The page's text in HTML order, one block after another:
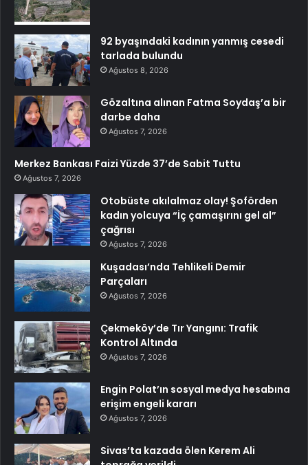
92 byaşındaki kadının yanmış cesedi
tarlada bulundu
Ağustos 8, 2026
Gözaltına alınan Fatma Soydaş’a bir
darbe daha
Ağustos 7, 2026
Merkez Bankası Faizi Yüzde 37’de Sabit Tuttu
Ağustos 7, 2026
Otobüste akılalmaz olay! Şoförden
kadın yolcuya “İç çamaşırını gel al”
çağrısı
Ağustos 7, 2026
Kuşadası’nda Tehlikeli Demir
Parçaları
Ağustos 7, 2026
Çekmeköy’de Tır Yangını: Trafik
Kontrol Altında
Ağustos 7, 2026
Engin Polat’ın sosyal medya hesabına
erişim engeli kararı
Ağustos 7, 2026
Sivas’ta kazada ölen Kerem Ali